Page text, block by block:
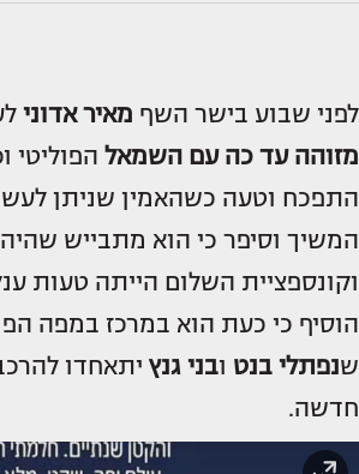
לפני שבוע בישר השף מאיר אדוני
מזוהה עד כה עם השמאל הפוליטי
התפכח וטעה כשהאמין שניתן
המשיך וסיפר כי הוא מתבייש
וקונספציית השלום הייתה טעות
הוסיף כי כעת הוא במרכז במפה
שנפתלי בנט ובני גנץ יתאחדו
חדשה.